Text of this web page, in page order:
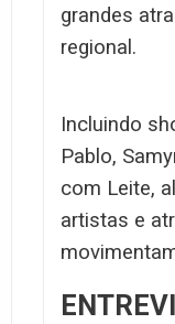
grandes
regional.
Incluindo
Pablo,
com Leite,
artistas e